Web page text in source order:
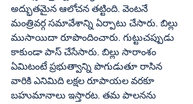
అద్భుతమైన ఆలోచన తట్టింది. వెంటనే
మంత్రివర్గ సమావేశాన్ని ఏర్పాటు చేసారు. బిల్లు
ముసాయిదా రూపొందించారు. గుట్టుచప్పుడు
కాకుండా పాస్‌ చేసేసారు. బిల్లు సారాంశం
ఏమిటంటే ప్రభుత్వాన్ని పొగుడుతూ రాసిన
వారికి ఎనిమిది లక్షల రూపాయల వరకూ
బహుమానాలు ఇస్తారట. తమ పాలనను